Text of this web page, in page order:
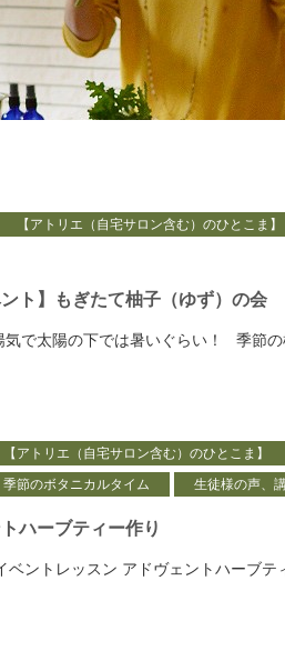
【アトリエ（自宅サロン含む）のひとこま】
ト】もぎたて柚子（ゆず）の会
気で太陽の下では暑いぐらい！ 季節
【アトリエ（自宅サロン含む）のひとこま】
季節のボタニカルタイム 生徒様の声、
ハーブティー作り
ベントレッスン アドヴェントハーブ